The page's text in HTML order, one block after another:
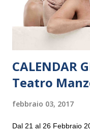
da un prestigioso
CALENDAR
Teatro
febbraio 03, 2017
Dal 21 al 26 Febbraio